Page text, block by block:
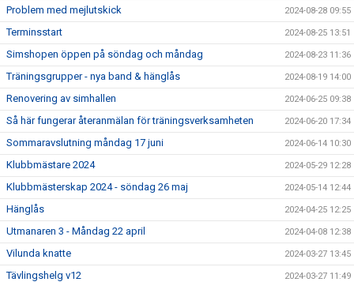
Problem med mejlutskick 2024-08-28 09:55
Terminsstart 2024-08-25 13:51
Simshopen öppen på söndag och måndag 2024-08-23 11:36
Träningsgrupper - nya band & hänglås 2024-08-19 14:00
Renovering av simhallen 2024-06-25 09:38
Så här fungerar återanmälan för träningsverksamheten 2024-06-20 17:34
Sommaravslutning måndag 17 juni 2024-06-14 10:30
Klubbmästare 2024 2024-05-29 12:28
Klubbmästerskap 2024 - söndag 26 maj 2024-05-14 12:44
Hänglås 2024-04-25 12:25
Utmanaren 3 - Måndag 22 april 2024-04-08 12:38
Vilunda knatte 2024-03-27 13:45
Tävlingshelg v12 2024-03-27 11:49